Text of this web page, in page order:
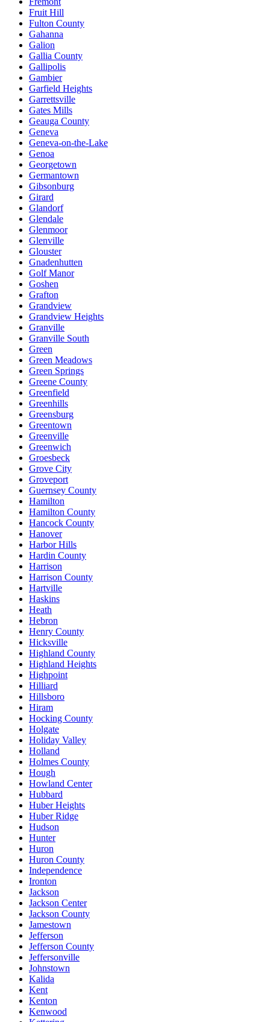
Fruit Hill
Fulton County
Gahanna
Galion
Gallia County
Gallipolis
Gambier
Garfield Heights
Garrettsville
Gates Mills
Geauga County
Geneva
Geneva-on-the-Lake
Genoa
Georgetown
Germantown
Gibsonburg
Girard
Glandorf
Glendale
Glenmoor
Glenville
Glouster
Gnadenhutten
Golf Manor
Goshen
Grafton
Grandview
Grandview Heights
Granville
Granville South
Green
Green Meadows
Green Springs
Greene County
Greenfield
Greenhills
Greensburg
Greentown
Greenville
Greenwich
Groesbeck
Grove City
Groveport
Guernsey County
Hamilton
Hamilton County
Hancock County
Hanover
Harbor Hills
Hardin County
Harrison
Harrison County
Hartville
Haskins
Heath
Hebron
Henry County
Hicksville
Highland County
Highland Heights
Highpoint
Hilliard
Hillsboro
Hiram
Hocking County
Holgate
Holiday Valley
Holland
Holmes County
Hough
Howland Center
Hubbard
Huber Heights
Huber Ridge
Hudson
Hunter
Huron
Huron County
Independence
Ironton
Jackson
Jackson Center
Jackson County
Jamestown
Jefferson
Jefferson County
Jeffersonville
Johnstown
Kalida
Kent
Kenton
Kenwood